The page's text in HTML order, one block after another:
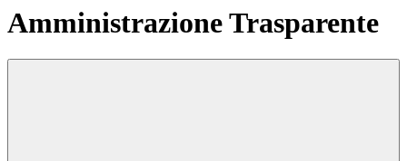
Amministrazione Trasparente